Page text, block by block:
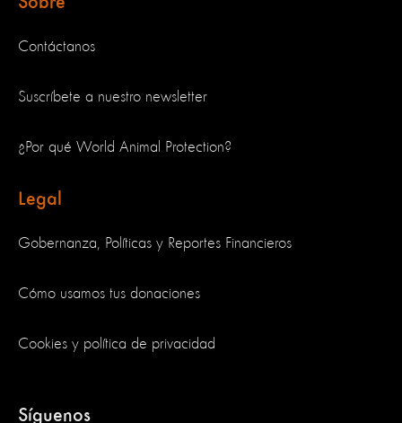
Contáctanos
Suscríbete a nuestro newsletter
¿Por qué World Animal Protection?
Legal
Gobernanza, Políticas y Reportes Financieros
Cómo usamos tus donaciones
Cookies y política de privacidad
Síguenos